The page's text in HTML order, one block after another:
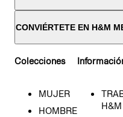
CONVIÉRTETE EN H&M
Colecciones
MUJER
HOMBRE
H&M